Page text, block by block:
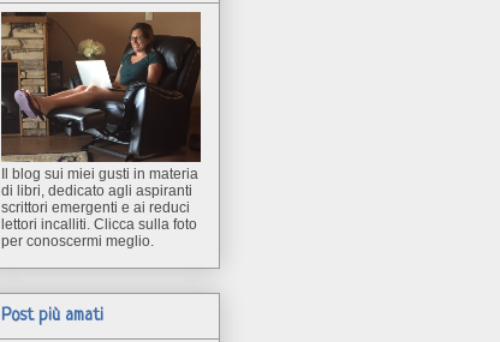
Il blog sui miei gusti in materia
di libri, dedicato agli aspiranti
scrittori emergenti e ai reduci
lettori incalliti. Clicca sulla foto
per conoscermi meglio.
Post più amati